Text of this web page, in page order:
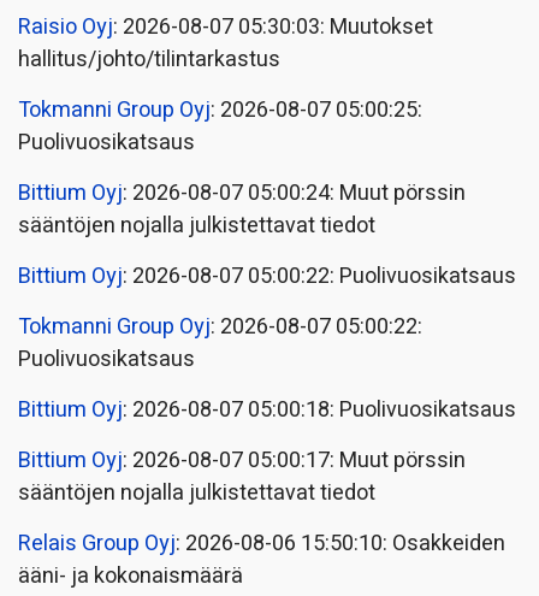
Raisio Oyj: 2026-08-07 05:30:03: Muutokset
hallitus/johto/tilintarkastus
Tokmanni Group Oyj: 2026-08-07 05:00:25:
Puolivuosikatsaus
Bittium Oyj: 2026-08-07 05:00:24: Muut pörssin
sääntöjen nojalla julkistettavat tiedot
Bittium Oyj: 2026-08-07 05:00:22: Puolivuosikatsaus
Tokmanni Group Oyj: 2026-08-07 05:00:22:
Puolivuosikatsaus
Bittium Oyj: 2026-08-07 05:00:18: Puolivuosikatsaus
Bittium Oyj: 2026-08-07 05:00:17: Muut pörssin
sääntöjen nojalla julkistettavat tiedot
Relais Group Oyj: 2026-08-06 15:50:10: Osakkeiden
ääni- ja kokonaismäärä